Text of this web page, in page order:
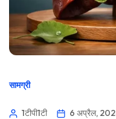
सामग्री
1टीपी1टी 6 अप्रैल,